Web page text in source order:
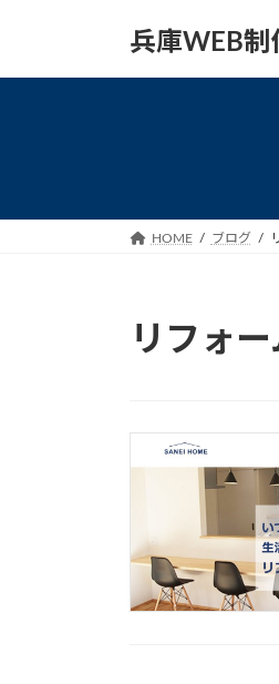
兵庫WEB制
HOME ブログ
リフォー